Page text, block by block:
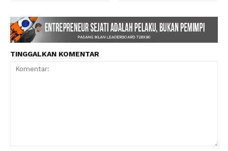
TINGGALKAN KOMENTAR